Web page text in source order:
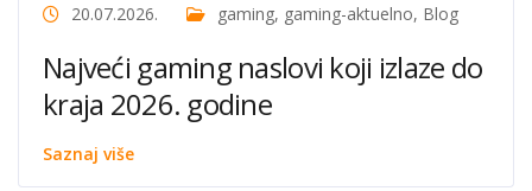
20.07.2026. gaming, gaming-aktuelno, Blog
Najveći gaming naslovi koji izlaze do
kraja 2026. godine
Saznaj više